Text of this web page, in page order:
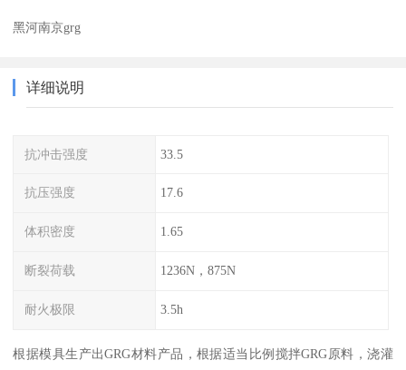
黑河南京grg
详细说明
抗冲击强度 33.5
抗压强度 17.6
体积密度 1.65
断裂荷载 1236N，875N
耐火极限 3.5h
根据模具生产出GRG材料产品，根据适当比例搅拌GRG原料，浇灌